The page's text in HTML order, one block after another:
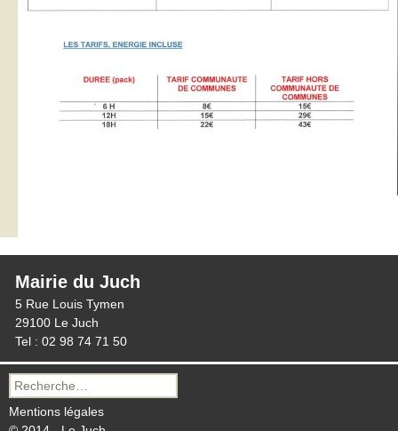
Mairie du Juch
5 Rue Louis Tymen
29100 Le Juch
Tel : 02 98 74 71 50
Recherche
pour :
Mentions légales